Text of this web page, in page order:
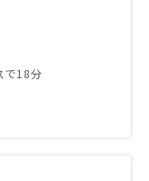
で18分